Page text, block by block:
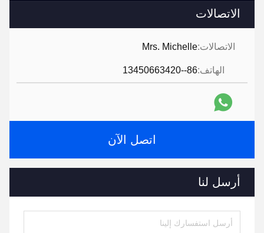
الاتصالات
الاتصالات:Mrs. Michelle
الهاتف:86--13450663420
اتصل الآن
أرسل لنا